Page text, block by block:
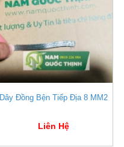
Dây Đồng Bện Tiếp Địa 8 MM2
Liên Hệ